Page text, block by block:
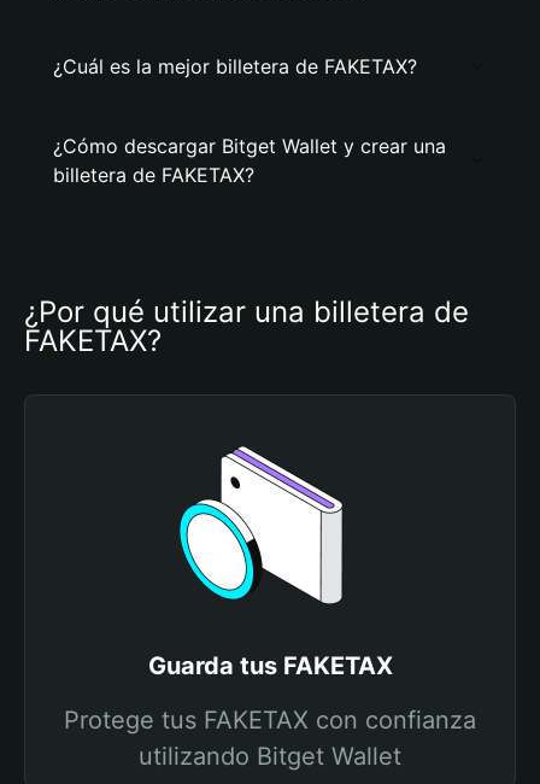
¿Cuál es la mejor billetera de FAKETAX?
¿Cómo descargar Bitget Wallet y crear una
billetera de FAKETAX?
¿Por qué utilizar una billetera de
FAKETAX?
Guarda tus FAKETAX
Protege tus FAKETAX con confianza
utilizando Bitget Wallet